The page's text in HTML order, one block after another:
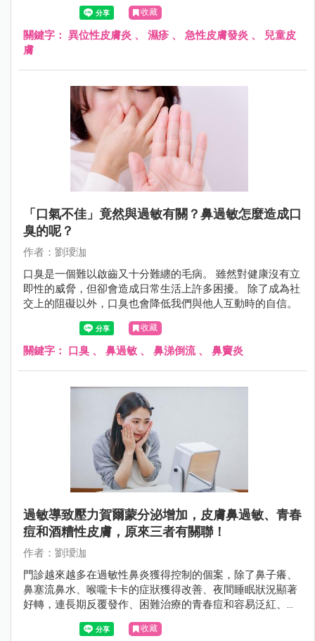
指出，過去十年來，異位性皮膚炎在台灣的發生率有顯著逐
年上升的趨勢。
收藏
關鍵字： 異位性皮膚炎 、 濕疹 、 急性皮膚發炎 、
兒童皮
膚
「口氣不佳」竟然與過敏有關？鼻過敏怎麼造成口
臭的呢？
作者：劉璦泇
口臭是一個難以啟齒又十分難纏的毛病。 雖然對健康沒有立
即性的威脅，但卻會造成日常生活上許多困擾。 除了成為社
交上的阻礙以外，口臭也會降低我們與他人互動時的自信。
收藏
關鍵字： 口臭 、 鼻過敏 、 鼻涕倒流、 鼻竇炎
過敏導致壓力賀爾蒙分泌增加，皮膚鼻過敏、青春
痘和酒糟性皮膚，原來三者有關聯！
作者：劉璦泇
門診越來越多在過敏性鼻炎獲得控制的個案，除了鼻子癢、
鼻塞流鼻水、喉嚨卡卡的症狀獲得改善、夜間睡眠狀況顯著
好轉，連長期反覆發作、困難治療的青春痘和容易泛紅、毛
孔粗大的酒糟性皮膚，在規律治療後都有明顯進步。最重要
的是，患者的生活品質也因此獲得極大的改善。
收藏